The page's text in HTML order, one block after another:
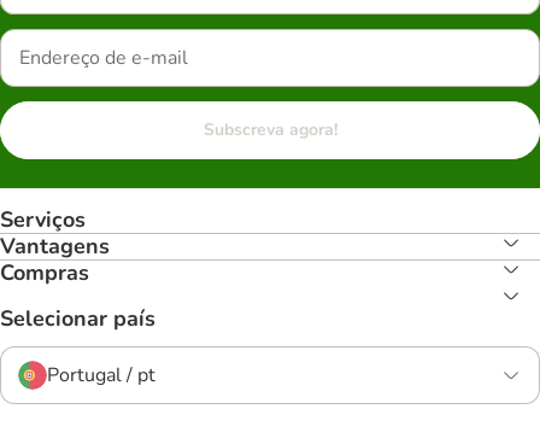
Subscreva agora!
Serviços
Vantagens
Compras
Selecionar país
Portugal / pt